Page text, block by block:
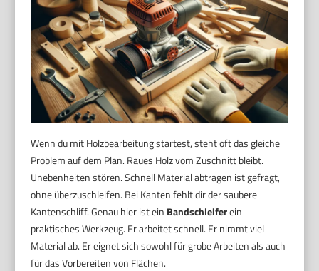
Wenn du mit Holzbearbeitung startest, steht oft das gleiche
Problem auf dem Plan. Raues Holz vom Zuschnitt bleibt.
Unebenheiten stören. Schnell Material abtragen ist gefragt,
ohne überzuschleifen. Bei Kanten fehlt dir der saubere
Kantenschliff. Genau hier ist ein Bandschleiferein
praktisches Werkzeug. Er arbeitet schnell. Er nimmt viel
Material ab. Er eignet sich sowohl für grobe Arbeiten als auch
für das Vorbereiten von Flächen.